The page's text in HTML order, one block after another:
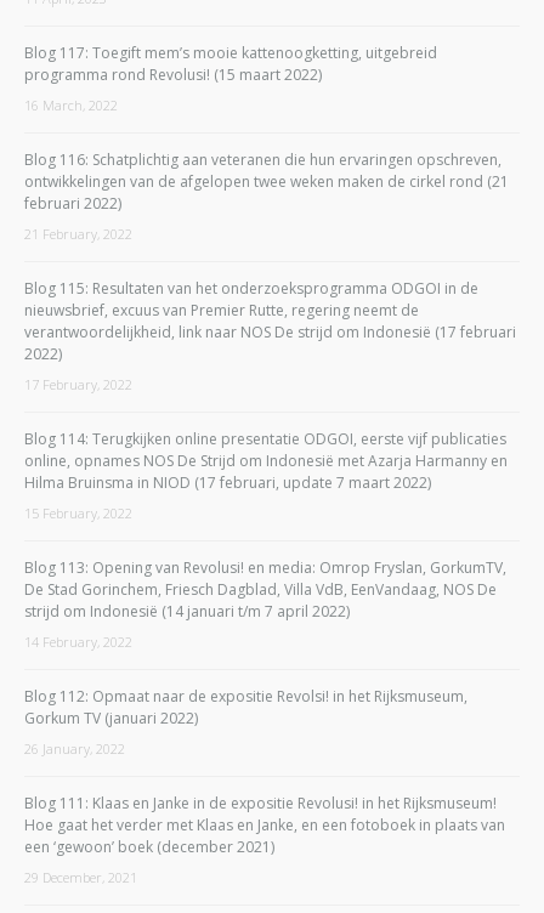
Blog 117: Toegift mem’s mooie kattenoogketting, uitgebreid
programma rond Revolusi! (15 maart 2022)
16 March, 2022
Blog 116: Schatplichtig aan veteranen die hun ervaringen opschreven,
ontwikkelingen van de afgelopen twee weken maken de cirkel rond (21
februari 2022)
21 February, 2022
Blog 115: Resultaten van het onderzoeksprogramma ODGOI in de
nieuwsbrief, excuus van Premier Rutte, regering neemt de
verantwoordelijkheid, link naar NOS De strijd om Indonesië (17 februari
2022)
17 February, 2022
Blog 114: Terugkijken online presentatie ODGOI, eerste vijf publicaties
online, opnames NOS De Strijd om Indonesië met Azarja Harmanny en
Hilma Bruinsma in NIOD (17 februari, update 7 maart 2022)
15 February, 2022
Blog 113: Opening van Revolusi! en media: Omrop Fryslan, GorkumTV,
De Stad Gorinchem, Friesch Dagblad, Villa VdB, EenVandaag, NOS De
strijd om Indonesië (14 januari t/m 7 april 2022)
14 February, 2022
Blog 112: Opmaat naar de expositie Revolsi! in het Rijksmuseum,
Gorkum TV (januari 2022)
26 January, 2022
Blog 111: Klaas en Janke in de expositie Revolusi! in het Rijksmuseum!
Hoe gaat het verder met Klaas en Janke, en een fotoboek in plaats van
een ‘gewoon’ boek (december 2021)
29 December, 2021